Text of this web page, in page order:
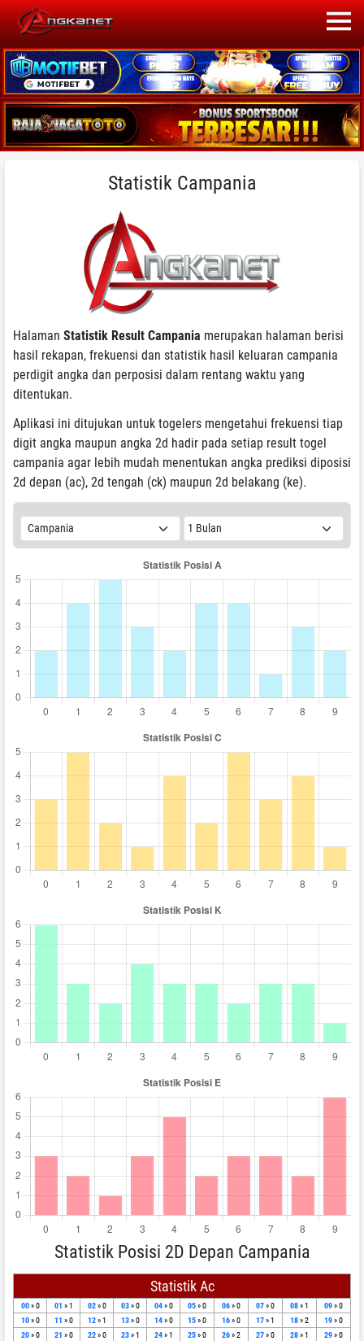
Statistik Campania
Halaman Statistik Result Campania merupakan halaman berisi
hasil rekapan, frekuensi dan statistik hasil keluaran campania
perdigit angka dan perposisi dalam rentang waktu yang
ditentukan.
Aplikasi ini ditujukan untuk togelers mengetahui frekuensi tiap
digit angka maupun angka 2d hadir pada setiap result togel
campania agar lebih mudah menentukan angka prediksi diposisi
2d depan (ac), 2d tengah (ck) maupun 2d belakang (ke).
Statistik Posisi 2D Depan Campania
Statistik Ac
00» 0 01 » 1 02» 0 03» 0 04» 0 05» 0 06» 0 07» 0 08» 1 09» 0
10» 0 11 » 0 12» 1 13» 0 14» 0 15» 0 16» 0 17» 1 18» 2 19» 0
20» 0 21 » 0 22» 0 23» 1 24» 1 25» 0 26» 2 27» 0 28» 1 29» 0